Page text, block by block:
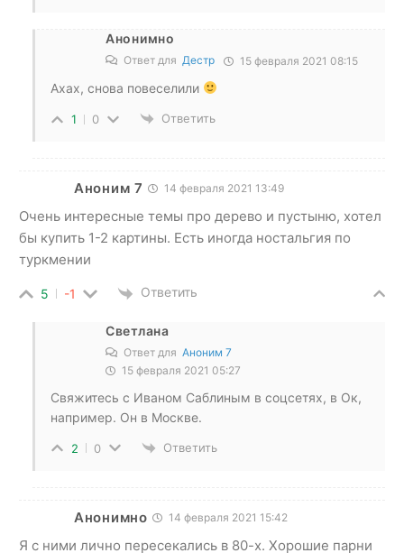
Анонимно
Ответ для Дестр 15 февраля 2021 08:15
Ахах, снова повеселили
1 0 Ответить
Аноним 7 14 февраля 2021 13:49
Очень интересные темы про дерево и пустыню, хотел
бы купить 1-2 картины. Есть иногда ностальгия по
туркмении
5 -1 Ответить
Светлана
Ответ для Аноним 7
15 февраля 2021 05:27
Свяжитесь с Иваном Саблиным в соцсетях, в Ок,
например. Он в Москве.
2 0 Ответить
Анонимно 14 февраля 2021 15:42
Я с ними лично пересекались в 80-х. Хорошие парни